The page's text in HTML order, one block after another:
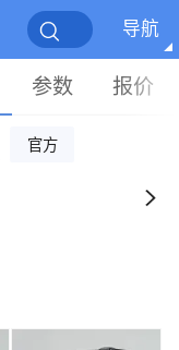
导航
参数 报价
官方